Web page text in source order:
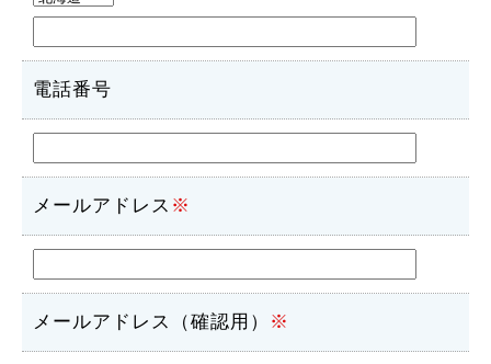
電話番号
メールアドレス ※
メールアドレス（確認用） ※